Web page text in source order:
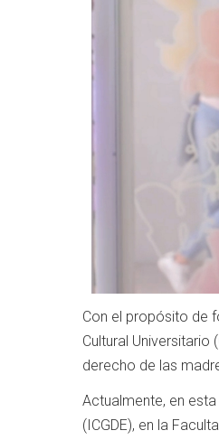
Con el propósito de
Cultural
derecho de las
Actualmente, en
(ICGDE), en la